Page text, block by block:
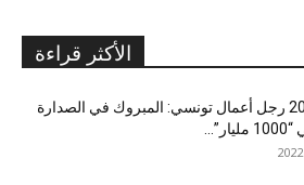
الأكثر قراءة
أثرى 20 رجل أعمال تونسي: المبروك في الصدارة